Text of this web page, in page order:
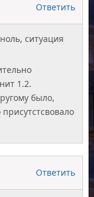
Ответить
ситуация
1.2.
было,
Ответить